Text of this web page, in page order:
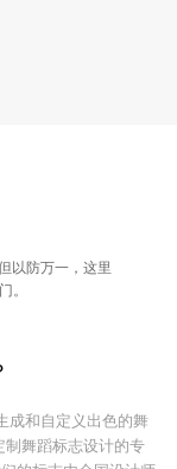
以防万一，这里
。
成和自定义出色的舞
舞蹈标志设计的专